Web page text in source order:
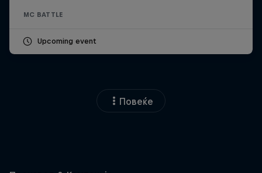
MC BATTLE
Upcoming event
Повеќе